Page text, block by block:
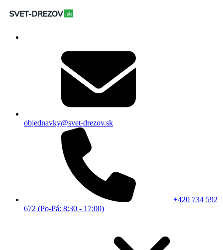
objednavky@svet-drezov.sk
+420 734 592
672 (Po-Pá: 8:30 - 17:00)